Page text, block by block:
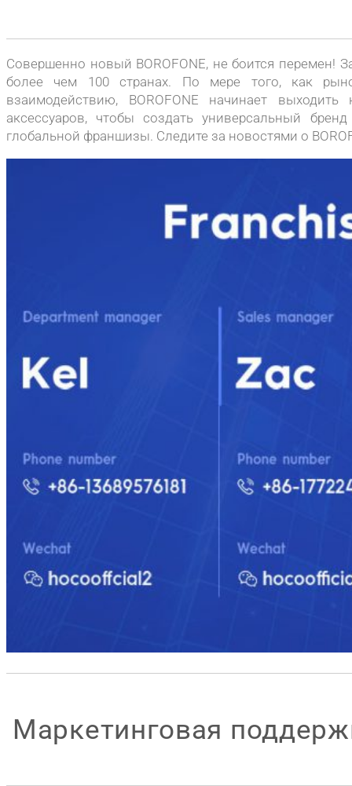
Совершенно новый BOROFONE, не боится перемен!
более чем 100 странах. По мере того, как
взаимодействию, BOROFONE начинает
аксессуаров, чтобы создать универсальный
глобальной франшизы. Следите за новостями о
Маркетинговая